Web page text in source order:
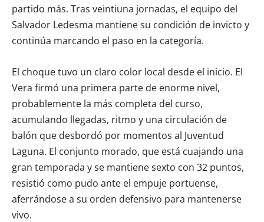
partido más. Tras veintiuna jornadas, el equipo del
Salvador Ledesma mantiene su condición de invicto y
continúa marcando el paso en la categoría.
El choque tuvo un claro color local desde el inicio. El
Vera firmó una primera parte de enorme nivel,
probablemente la más completa del curso,
acumulando llegadas, ritmo y una circulación de
balón que desbordó por momentos al Juventud
Laguna. El conjunto morado, que está cuajando una
gran temporada y se mantiene sexto con 32 puntos,
resistió como pudo ante el empuje portuense,
aferrándose a su orden defensivo para mantenerse
vivo.